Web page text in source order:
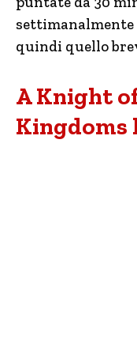
settimanalmente
quindi quello
A Knight
Kingdoms